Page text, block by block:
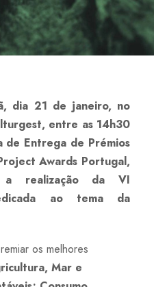
dia 21 de janeiro, no
entre as 14h30
de Entrega de Prémios
Awards Portugal,
a realização da VI
ao tema da
os melhores
Mar e